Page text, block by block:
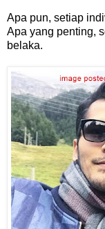
Apa pun, setiap
Apa yang penting,
belaka.